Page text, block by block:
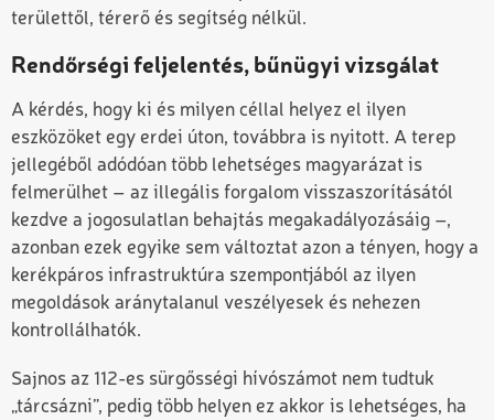
területtől, térerő és segítség nélkül.
Rendőrségi feljelentés, bűnügyi vizsgálat
A kérdés, hogy ki és milyen céllal helyez el ilyen
eszközöket egy erdei úton, továbbra is nyitott. A terep
jellegéből adódóan több lehetséges magyarázat is
felmerülhet – az illegális forgalom visszaszorításától
kezdve a jogosulatlan behajtás megakadályozásáig –,
azonban ezek egyike sem változtat azon a tényen, hogy a
kerékpáros infrastruktúra szempontjából az ilyen
megoldások aránytalanul veszélyesek és nehezen
kontrollálhatók.
Sajnos az 112-es sürgősségi hívószámot nem tudtuk
„tárcsázni”, pedig több helyen ez akkor is lehetséges, ha